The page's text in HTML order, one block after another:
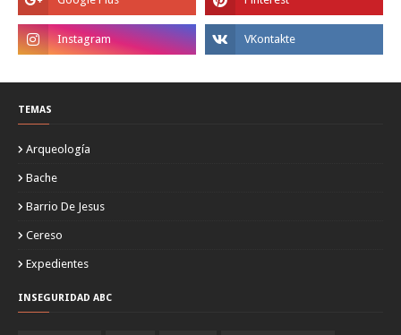
TEMAS
Arqueología
Bache
Barrio De Jesus
Cereso
Expedientes
INSEGURIDAD ABC